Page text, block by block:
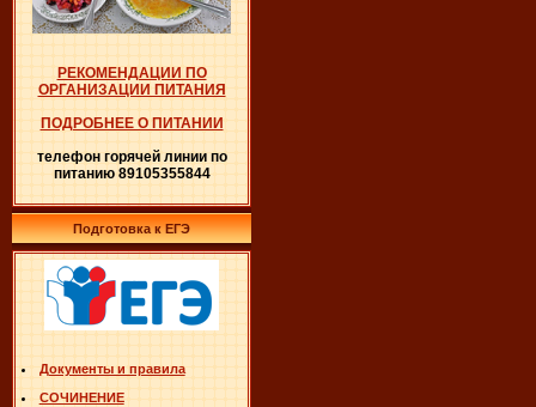
РЕКОМЕНДАЦИИ ПО
ОРГАНИЗАЦИИ ПИТАНИЯ
ПОДРОБНЕЕ О ПИТАНИИ
телефон горячей линии по
питанию 89105355844
Подготовка к ЕГЭ
Документы и правила
СОЧИНЕНИЕ